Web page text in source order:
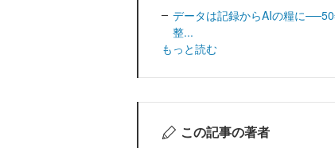
データは記録からAIの糧に
整...
もっと読む
この記事の著者